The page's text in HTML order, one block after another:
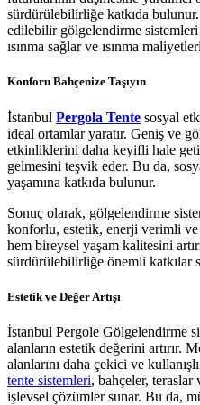
sürdürülebilirliğe katkıda
edilebilir gölgelendirme sistemleri
ısınma sağlar ve ısınma
Konforu Bahçenize Taşıyın
İstanbul Pergola Tente sosyal
ideal ortamlar yaratır. Geniş ve
etkinliklerini daha keyifli hale
gelmesini teşvik eder. Bu da,
yaşamına katkıda bulunur.
Sonuç olarak, gölgelendirme
konforlu, estetik, enerji verimli ve
hem bireysel yaşam kalitesini
sürdürülebilirliğe önemli katkılar
Estetik ve Değer Artışı
İstanbul Pergole Gölgelendirme
alanların estetik değerini artırır.
alanlarını daha çekici ve
tente sistemleri, bahçeler,
işlevsel çözümler sunar. Bu da,